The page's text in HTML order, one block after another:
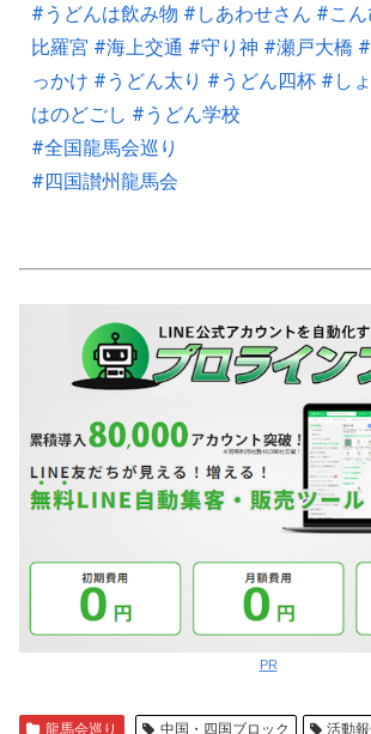
#うどんは飲み物 #しあわせさん #こん
比羅宮 #海上交通 #守り神 #瀬戸大橋
っかけ #うどん太り #うどん四杯 #し
はのどごし #うどん学校
#全国龍馬会巡り
#四国讃州龍馬会
PR
龍馬会巡り 中国・四国ブロック 活動